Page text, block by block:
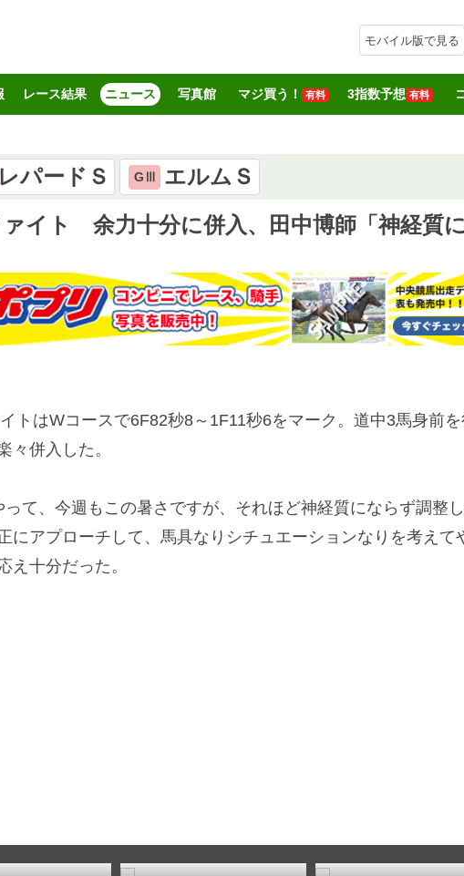
モバイル版で見る
レース結果 ニュース 写真館 マジ買う！ 有料 3指数予想 有料
レパードＳ GⅢ
エルムＳ
ァイト 余力十分に併入、田中博師「神経質
トはWコースで6F82秒8～1F11秒6をマーク。道中3馬身前
々併入した。
て、今週もこの暑さですが、それほど神経質にならず調整
にアプローチして、馬具なりシチュエーションなりを考えて
え十分だった。